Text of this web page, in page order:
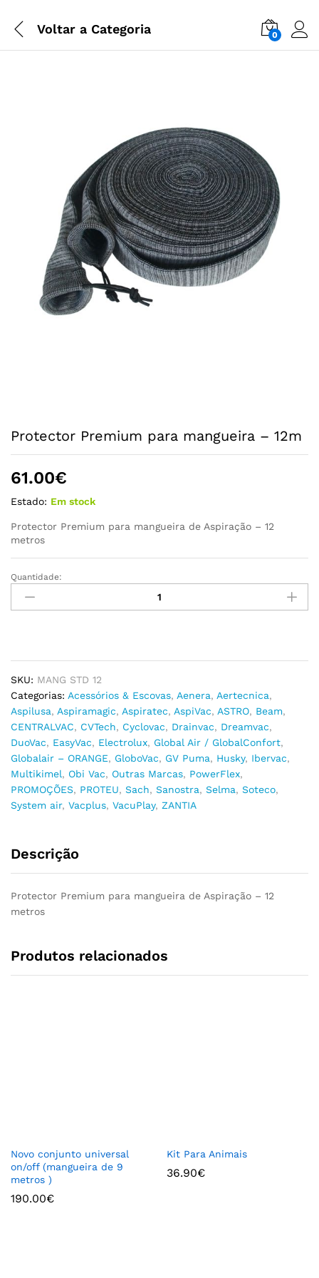
Voltar a Categoria 0
Protector Premium para mangueira – 12m
61.00€
Estado: Em stock
Protector Premium para mangueira de Aspiração – 12
metros
Protector
Premium
para
12m
quantidade
Quantidade:
SKU: MANG STD 12
Categorias: Acessórios & Escovas, Aenera, Aertecnica,
Aspilusa, Aspiramagic, Aspiratec, AspiVac, ASTRO, Beam,
CENTRALVAC, CVTech, Cyclovac, Drainvac, Dreamvac,
DuoVac, EasyVac, Electrolux, Global Air / GlobalConfort,
Globalair – ORANGE, GloboVac, GV Puma, Husky, Ibervac,
Multikimel, Obi Vac, Outras Marcas, PowerFlex,
PROMOÇÕES, PROTEU, Sach, Sanostra, Selma, Soteco,
System air, Vacplus, VacuPlay, ZANTIA
Descrição
Protector Premium para mangueira de Aspiração – 12
metros
Produtos relacionados
Novo conjunto universal
on/off (mangueira de 9
metros )
190.00€
Kit Para Animais
36.90€